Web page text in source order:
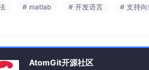
# matlab # 开发语言 # 支持向
AtomGit开源社区